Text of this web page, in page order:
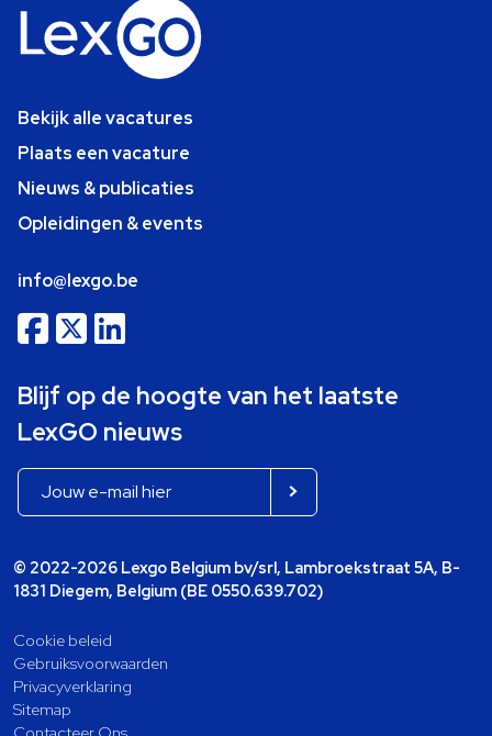
Bekijk alle vacatures
Plaats een vacature
Nieuws & publicaties
Opleidingen & events
info@lexgo.be
Blijf op de hoogte van het laatste
LexGO nieuws
© 2022-2026 Lexgo Belgium bv/srl, Lambroekstraat 5A, B-
1831 Diegem, Belgium (BE 0550.639.702)
Cookie beleid
Gebruiksvoorwaarden
Privacyverklaring
Sitemap